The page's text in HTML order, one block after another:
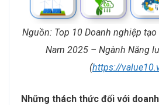
Nguồn: Top 10 Doanh nghiệp
Nam 2025 – Ngành Năng
(https://
Những thách thức đối với